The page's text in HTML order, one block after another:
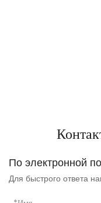
По электронной
Для быстрого ответа